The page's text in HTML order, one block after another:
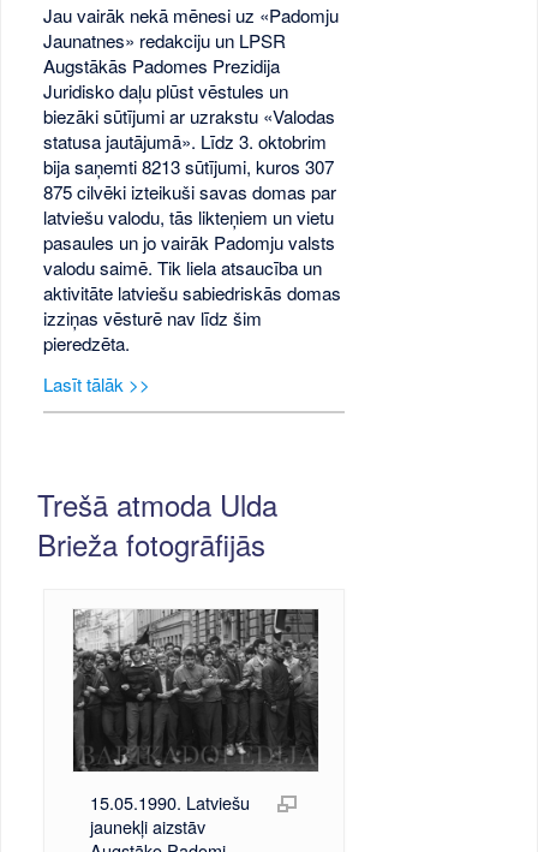
Jau vairāk nekā mēnesi uz «Padomju
Jaunatnes» redakciju un LPSR
Augstākās Padomes Prezidija
Juridisko daļu plūst vēstules un
biezāki sūtījumi ar uzrakstu «Valodas
statusa jautājumā». Līdz 3. oktobrim
bija saņemti 8213 sūtījumi, kuros 307
875 cilvēki izteikuši savas domas par
latviešu valodu, tās likteņiem un vietu
pasaules un jo vairāk Padomju valsts
valodu saimē. Tik liela atsaucība un
aktivitāte latviešu sabiedriskās domas
izziņas vēsturē nav līdz šim
pieredzēta.
Lasīt tālāk >>
Trešā atmoda Ulda
Brieža fotogrāfijās
15.05.1990. Latviešu
jaunekļi aizstāv